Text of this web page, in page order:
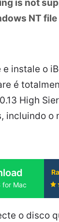
is not
NT
e instale o
é
High
incluindo o
for Mac
o disco